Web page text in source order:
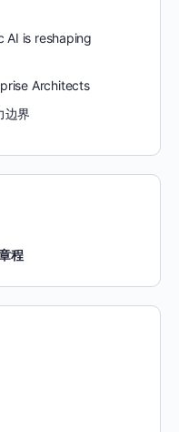
AI is reshaping
Architects
边界
程